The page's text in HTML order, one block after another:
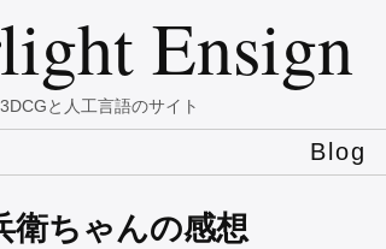
Ensign
と人工言語のサイト
Blog
衛ちゃんの感想